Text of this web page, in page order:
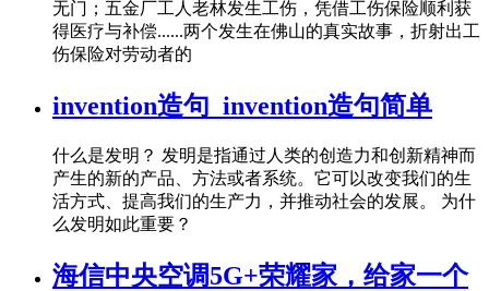
无门；五金厂工人老林发生工伤，凭借工伤保险顺利获
得医疗与补偿......两个发生在佛山的真实故事，折射出工
伤保险对劳动者的
invention造句_invention造句简单
什么是发明？ 发明是指通过人类的创造力和创新精神而
产生的新的产品、方法或者系统。它可以改变我们的生
活方式、提高我们的生产力，并推动社会的发展。 为什
么发明如此重要？
海信中央空调5G+荣耀家，给家一个